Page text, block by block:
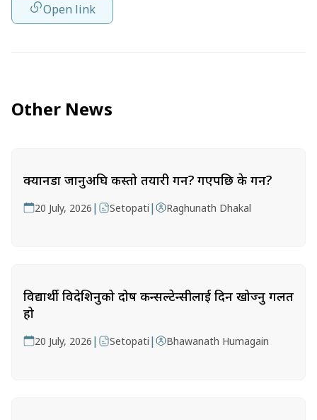
Open link
Other News
क्यानडा जानुअघि कस्तो तयारी गर्ने? गएपछि के गर्ने?
20 July, 2026 | Setopati | Raghunath Dhakal
विद्यार्थी विदेशिनुको दोष कन्सल्टेन्सीलाई दिन खोज्नु गलत
हो
20 July, 2026 | Setopati | Bhawanath Humagain